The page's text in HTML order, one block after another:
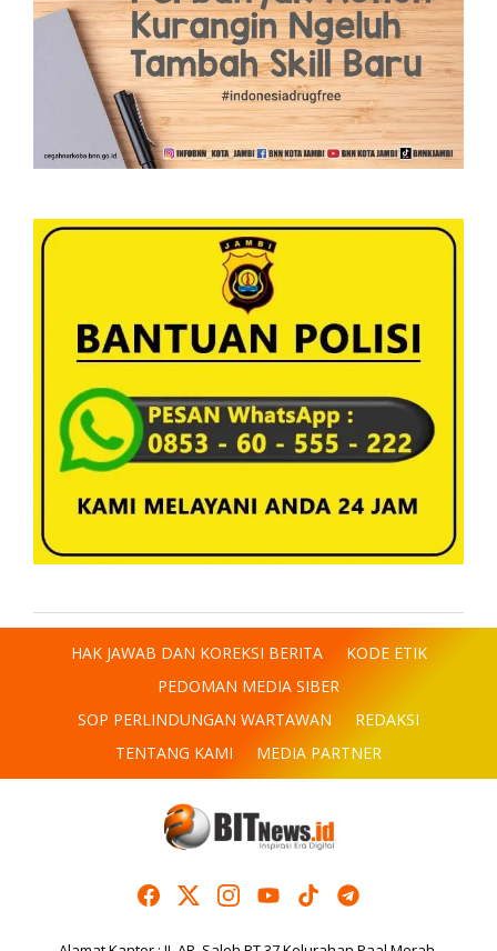
HAK JAWAB DAN KOREKSI BERITA
KODE ETIK
PEDOMAN MEDIA SIBER
SOP PERLINDUNGAN WARTAWAN
REDAKSI
TENTANG KAMI
MEDIA PARTNER